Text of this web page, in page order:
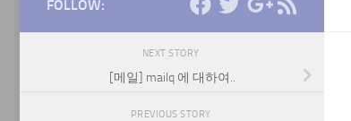
FOLLOW:
NEXT STORY
[메일] mailq 에 대하여..
PREVIOUS STORY